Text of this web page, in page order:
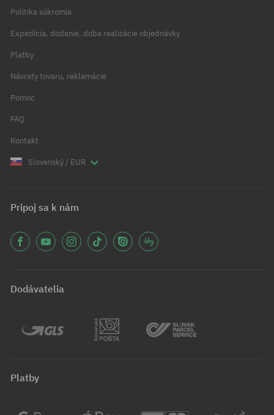
Politika súkromia
Expedícia, dodanie, doba realizácie objednávky
Platby
Návraty tovaru, reklamácie
Pomoc
FAQ
Kontakt
Slovenský / EUR
Pripoj sa k nám
Dodávatelia
Platby